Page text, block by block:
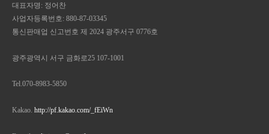
대표자명: 정어찬
사업자등록번호: 880-87-03345
통신판매업 신고번호 제 2024 광주서구 0776호
광주광역시 서구 금화로25 107-1001
Tel.070-8983-5850
Kakao. http://pf.kakao.com/_fEiWn